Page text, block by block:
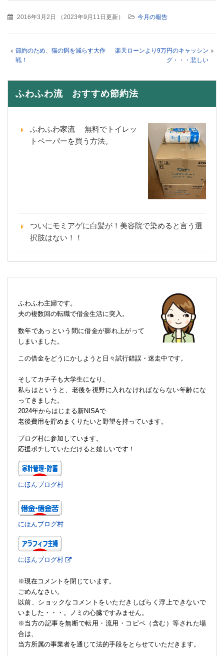
2016年3月2日 （2023年9月11日更新） 今月の報告
節約のため、猫の餌を減らす大作
戦！
楽天ローンより9万円のキャッシン
グ・・・悲しい
ふわふわ流 おすすめ節約法
ふわふわ家流 無料でトイレッ
トペーパーを買う方法。
ついにモミアゲに白髪が！美容院で染めると言う選
択肢はない！！
ふわふわ主婦です。
夫の複数回の転職で借金生活に突入。
数年であっという間に借金が膨れ上がって
しまいました。
この借金をどうにかしようと日々試行錯誤・迷走中です。
そしてカチ子も大学生になり、
私らはというと、老後を視野に入れなければならない年齢にな
ってきました。
2024年からはじまる新NISAで
老後費用を貯めまくりたいと野望を持っています。
ブログ村に参加しています。
応援ポチしていただけると嬉しいです！
にほんブログ村
にほんブログ村
にほんブログ村
※現在コメントを閉じています。
ごめんなさい。
以前、ショックなコメントをいただきしばらく浮上できないで
いました・・・。ノミの心臓ですみません。
※当方の記事を無断で転用・流用・コピペ（含む）等された場
合は、
当方所属の事業者を通じて法的手段をとらせていただきます。